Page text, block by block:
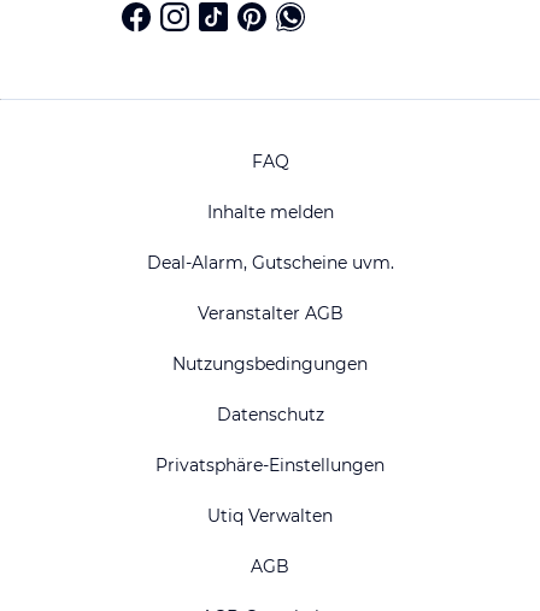
FAQ
Inhalte melden
Deal-Alarm, Gutscheine uvm.
Veranstalter AGB
Nutzungsbedingungen
Datenschutz
Privatsphäre-Einstellungen
Utiq Verwalten
AGB